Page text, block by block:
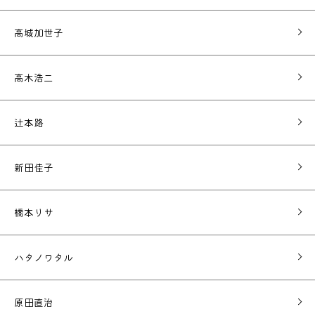
高城加世子
高木浩二
辻本路
新田佳子
橋本リサ
ハタノワタル
原田直治